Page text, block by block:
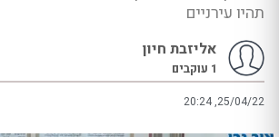
תהיו עירניים
אליזבת חיון
1 עוקבים
20:24 ,25/04/22